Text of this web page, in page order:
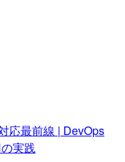
応最前線 | DevOps
実践